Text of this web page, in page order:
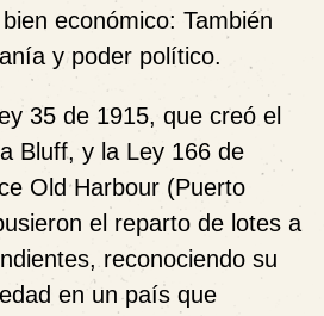
económico: También
y poder político.
35 de 1915, que creó el
Bluff, y la Ley 166 de
Old Harbour (Puerto
el reparto de lotes a
reconociendo su
en un país que